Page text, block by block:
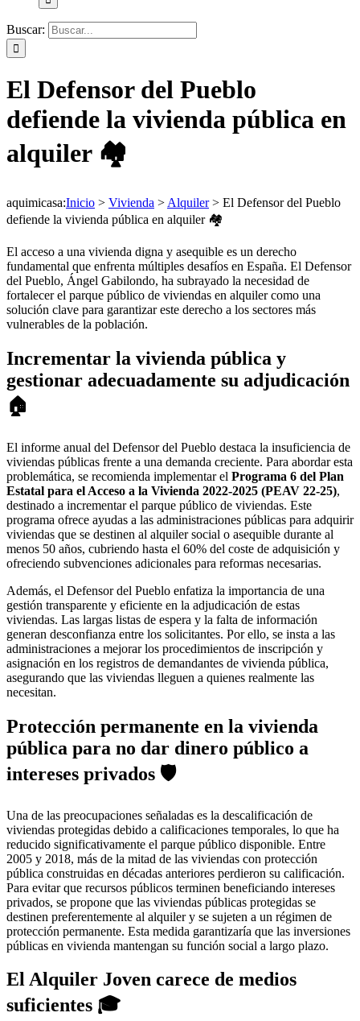
Buscar:
El Defensor del Pueblo
defiende la vivienda pública en
alquiler 🏘️
aquimicasa:Inicio > Vivienda > Alquiler> El Defensor del Pueblo
defiende la vivienda pública en alquiler 🏘️
El acceso a una vivienda digna y asequible es un derecho
fundamental que enfrenta múltiples desafíos en España. El Defensor
del Pueblo, Ángel Gabilondo, ha subrayado la necesidad de
fortalecer el parque público de viviendas en alquiler como una
solución clave para garantizar este derecho a los sectores más
vulnerables de la población.
Incrementar la vivienda pública y
gestionar adecuadamente su adjudicación
🏠
El informe anual del Defensor del Pueblo destaca la insuficiencia de
viviendas públicas frente a una demanda creciente. Para abordar esta
problemática, se recomienda implementar el Programa 6 del Plan
Estatal para el Acceso a la Vivienda 2022-2025 (PEAV 22-25),
destinado a incrementar el parque público de viviendas. Este
programa ofrece ayudas a las administraciones públicas para adquirir
viviendas que se destinen al alquiler social o asequible durante al
menos 50 años, cubriendo hasta el 60% del coste de adquisición y
ofreciendo subvenciones adicionales para reformas necesarias.
Además, el Defensor del Pueblo enfatiza la importancia de una
gestión transparente y eficiente en la adjudicación de estas
viviendas. Las largas listas de espera y la falta de información
generan desconfianza entre los solicitantes. Por ello, se insta a las
administraciones a mejorar los procedimientos de inscripción y
asignación en los registros de demandantes de vivienda pública,
asegurando que las viviendas lleguen a quienes realmente las
necesitan.
Protección permanente en la vivienda
pública para no dar dinero público a
intereses privados 🛡️
Una de las preocupaciones señaladas es la descalificación de
viviendas protegidas debido a calificaciones temporales, lo que ha
reducido significativamente el parque público disponible. Entre
2005 y 2018, más de la mitad de las viviendas con protección
pública construidas en décadas anteriores perdieron su calificación.
Para evitar que recursos públicos terminen beneficiando intereses
privados, se propone que las viviendas públicas protegidas se
destinen preferentemente al alquiler y se sujeten a un régimen de
protección permanente. Esta medida garantizaría que las inversiones
públicas en vivienda mantengan su función social a largo plazo.
El Alquiler Joven carece de medios
suficientes 🎓